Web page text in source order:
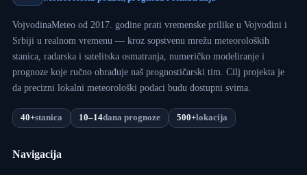
VojvodinaMeteo od 2017. godine prati vremenske prilike u Vojvodini i
Srbiji u realnom vremenu — kroz sopstvenu mrežu meteoroloških
stanica, radarska i satelitska osmatranja, numeričko modeliranje i
prognoze koje ručno obrađuje naš prognostičarski tim. Cilj projekta je
da precizni lokalni meteorološki podaci budu dostupni svima.
40+stanica 10–14dana prognoze 500+lokacija
Navigacija